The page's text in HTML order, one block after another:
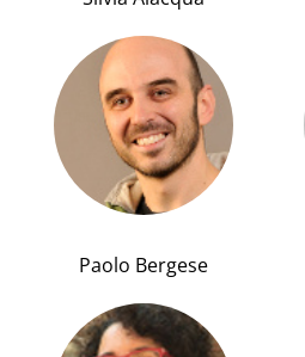
Paolo Bergese